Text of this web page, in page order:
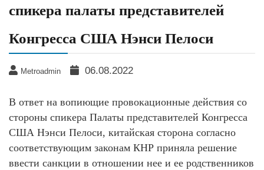
спикера палаты представителей
Конгресса США Нэнси Пелоси
Metroadmin 06.08.2022
В ответ на вопиющие провокационные действия со
стороны спикера Палаты представителей Конгресса
США Нэнси Пелоси, китайская сторона согласно
соответствующим законам КНР приняла решение
ввести санкции в отношении нее и ее родственников